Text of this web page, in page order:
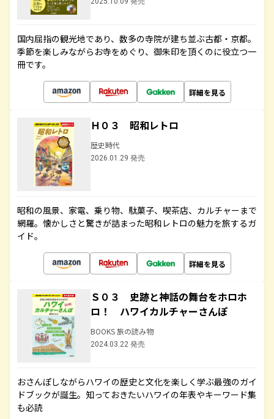
国内屈指の観光地であり、数多の寺院が建ち並ぶ古都・京都。
季節を楽しみながらお寺をめぐり、御朱印を頂くのに役立つ一
冊です。
詳細を見る
Ｈ０３ 昭和レトロ
歴史時代
2026.01.29 発売
昭和の風景、家電、乗り物、駄菓子、喫茶店、カルチャーまで
網羅。懐かしさと驚きが詰まった昭和レトロの魅力を旅するガ
イド。
詳細を見る
Ｓ０３ 史跡と神話の舞台をホロホ
ロ！ ハワイカルチャーさんぽ
BOOKS 旅の読み物
2024.03.22 発売
おさんぽしながらハワイの歴史と文化を楽しく学ぶ最強のガイ
ドブックが誕生。知っておきたいハワイの年表やキーワード集
も必読